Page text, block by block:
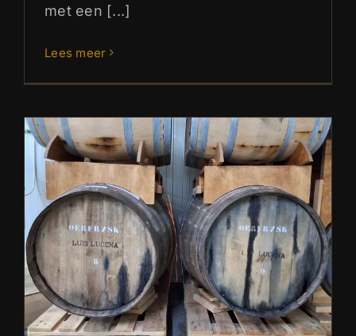
met een [...]
Lees meer
De Oerfrysk Whisky
september 2025 komt eraan.
Blog